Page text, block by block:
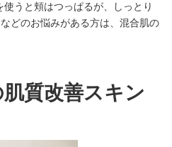
うと頬はつっぱるが、しっとり
どのお悩みがある方は、混合肌の
質改善スキン